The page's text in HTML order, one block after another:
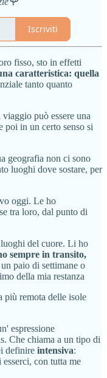
Iscriviti
fisso, sto in effetti
caratteristica: quella
tanto quanto
viaggio può essere una
poi in un certo senso si
geografia non ci sono
luoghi dove sostare, per
oggi. Le ho
tra loro, dal punto di
del cuore. Li ho
sempre in transito,
un paio di settimane o
della mia restanza
più remota delle isole
espressione
Che chiama a un tipo di
definire intensiva:
con tutta me